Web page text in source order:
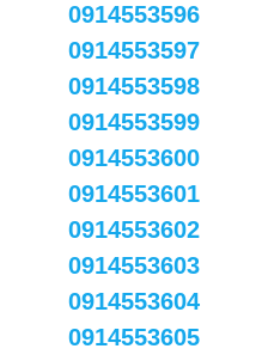
0914553596
0914553597
0914553598
0914553599
0914553600
0914553601
0914553602
0914553603
0914553604
0914553605